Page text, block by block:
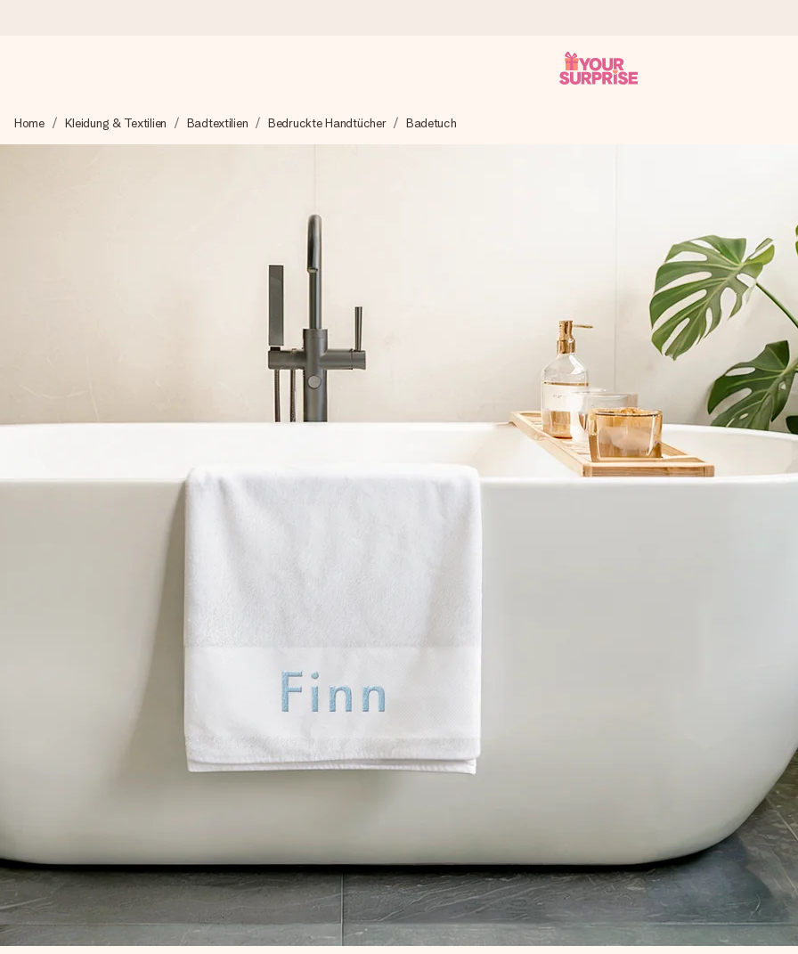
Wir bereiten dein Geschenk sorgfältig vor und schicken es blitzschnell – damit du es genau zum richtigen Zeitpunkt überreichen
Unsere Geschenke begeistern. Kunden bewerten uns mit 4,7 bei Google Reviews (Gesamtergebnis aller Länder, in die wir
Erstelle etwas Einzigartiges in wenigen Schritten – mit ihrem Namen, deinem Foto oder einer Nachricht von Herzen. Kein
Home Kleidung & Textilien Badtextilien Bedruckte Handtücher Badetuch